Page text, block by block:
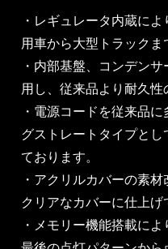
・レギュレータ内蔵に
用車から大型トラックま
・内部基盤、コンデン
用し、従来品より耐久性
・電源コードを従来品
グストレートタイプと
ております。
・アクリルカバーの素
クリアなカバーに仕上げ
・メモリー機能搭載に